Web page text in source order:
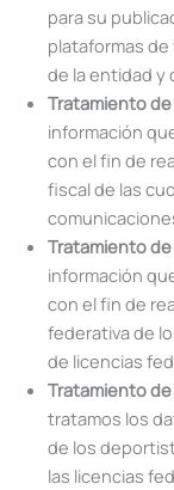
para su
plataformas
de la entidad y
Tratamiento
información
con el fin de
fiscal de las
Tratamiento
información
con el fin de
federativa de
de licencias
Tratamiento
tratamos los
de los
las licencias